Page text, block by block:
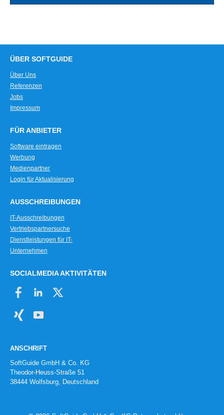
ÜBER SOFTGUIDE
Über Uns
Referenzen
Jobs
Impressum
FÜR ANBIETER
Software eintragen
Werbung
Medienpartner
Login für Aktualisierung
AUSSCHREIBUNGEN
IT-Ausschreibungen
Vertriebspartnersuche
Dienstleistungen für IT-
Unternehmen
SOCIALMEDIA AKTIVITÄTEN
ANSCHRIFT
SoftGuide GmbH & Co. KG
Theodor-Heuss-Straße 51
38444 Wolfsburg, Deutschland